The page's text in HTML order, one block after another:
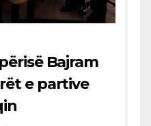
Bajram
e partive